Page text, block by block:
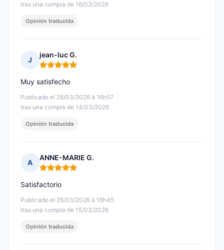
tras una compra de 16/03/2026
Opinión traducida
J
jean-luc G.
Nota: 5 de 5
Publicado el 26/03/2026 à 16h57
tras una compra de 14/03/2026
Muy satisfecho
Opinión traducida
A
ANNE-MARIE G.
Nota: 5 de 5
Publicado el 26/03/2026 à 16h45
tras una compra de 15/03/2026
Satisfactorio
Opinión traducida